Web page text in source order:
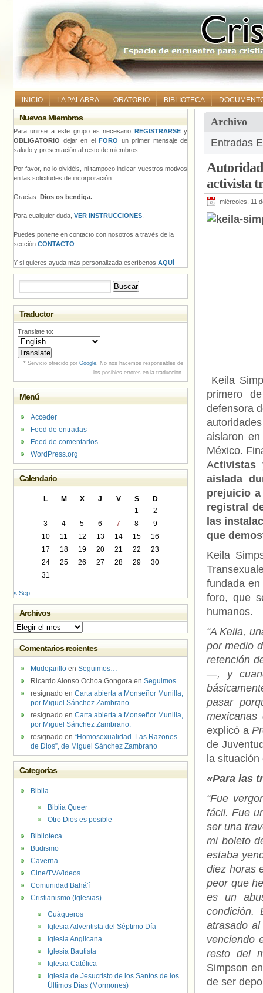
INICIO LA PALABRA ORATORIO BIBLIOTECA
Archivo
Entradas
activista
miércoles, 11
Keila
primero
defensora
aislaron
México.
A
aislada
prejuicio
registral
las
que
Keila
fundada
foro, que
humanos.
“A Keila,
por medio
retención
—, y
pasar
mexicanas
explicó a
de
la
«Para las
“Fue
fácil. Fue
ser una
mi boleto
estaba
diez horas
peor que
es un
condición.
atrasado
venciendo
resto del
Simpson
de ser
Nuevos Miembros
Para unirse a este grupo es necesario REGISTRARSEy
OBLIGATORIO dejar en el FORO un primer mensaje de
saludo y presentación al resto de miembros.
Por favor, no lo olvidéis, ni tampoco indicar vuestros motivos
en las solicitudes de incorporación.
Gracias. Dios os bendiga.
Para cualquier duda, VER INSTRUCCIONES
Puedes ponerte en contacto con nosotros a través de la
sección CONTACTO
Y si quieres ayuda más personalizada escríbenos AQUÍ
Traductor
Translate to:
* Servicio ofrecido por Google. No nos hacemos responsables de
los posibles errores en la traducción.
Menú
Acceder
Feed de entradas
Feed de comentarios
WordPress.org
Calendario
L M X J V S
D
1
2
3
4 5 6 7 8
9
10
11 12 13 14 15
16
17
18 19 20 21 22
23
24
25 26 27 28 29
30
31
« Sep
Archivos
Archivos
Comentarios recientes
Mudejarillo en Seguimos…
Ricardo Alonso Ochoa Gongora en Seguimos…
resignado en Carta abierta a Monseñor Munilla,
por Miguel Sánchez Zambrano.
resignado en Carta abierta a Monseñor Munilla,
por Miguel Sánchez Zambrano.
resignado en “Homosexualidad. Las Razones
de Dios”, de Miguel Sánchez Zambrano
Categorías
Biblia
Biblia Queer
Otro Dios es posible
Biblioteca
Budismo
Caverna
Cine/TV/Videos
Comunidad Bahá'í
Cristianismo (Iglesias)
Cuáqueros
Iglesia Adventista del Séptimo Día
Iglesia Anglicana
Iglesia Bautista
Iglesia Católica
Iglesia de Jesucristo de los Santos de los
Últimos Días (Mormones)